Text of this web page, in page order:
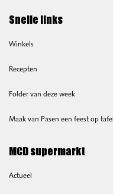
Snelle links
Winkels
Recepten
Folder van deze week
Maak van Pasen een feest op tafel
MCD supermarkt
Actueel